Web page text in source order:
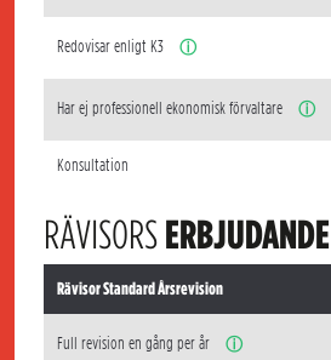
Redovisar enligt K3 ⓘ
Har ej professionell ekonomisk förvaltare ⓘ
Konsultation
RÄVISORSERBJUDANDE
Rävisor Standard Årsrevision
Full revision en gång per år ⓘ